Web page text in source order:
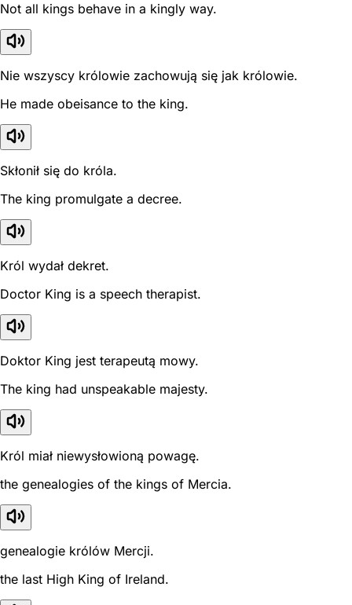
Not all kings behave in a kingly way.
Nie wszyscy królowie zachowują się jak królowie.
He made obeisance to the king.
Skłonił się do króla.
The king promulgate a decree.
Król wydał dekret.
Doctor King is a speech therapist.
Doktor King jest terapeutą mowy.
The king had unspeakable majesty.
Król miał niewysłowioną powagę.
the genealogies of the kings of Mercia.
genealogie królów Mercji.
the last High King of Ireland.